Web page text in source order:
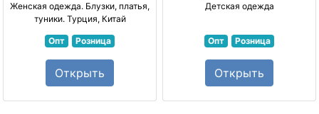
Женская одежда. Блузки, платья,
туники. Турция, Китай
Опт Розница
Открыть
Детская одежда
Опт Розница
Открыть